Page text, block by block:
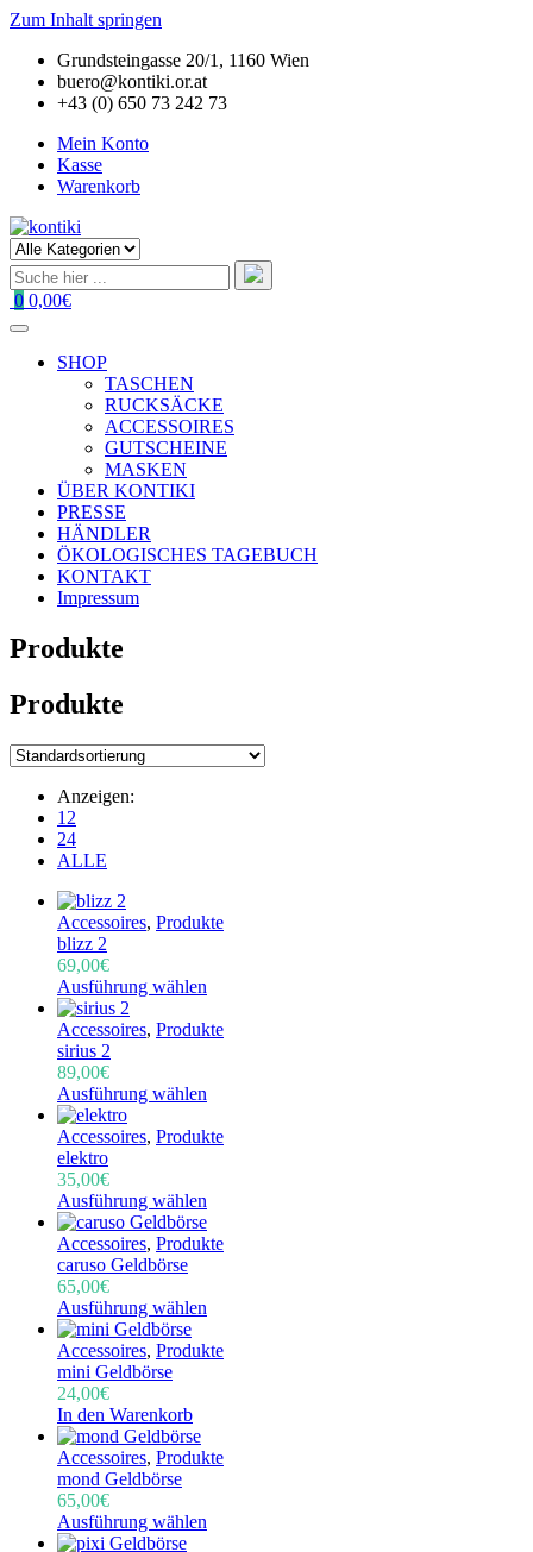
Zum Inhalt springen
Grundsteingasse 20/1, 1160 Wien
buero@kontiki.or.at
+43 (0) 650 73 242 73
Mein Konto
Kasse
Warenkorb
0 0,00€
SHOP
TASCHEN
RUCKSÄCKE
ACCESSOIRES
GUTSCHEINE
MASKEN
ÜBER KONTIKI
PRESSE
HÄNDLER
ÖKOLOGISCHES TAGEBUCH
KONTAKT
Impressum
Produkte
Produkte
Anzeigen:
12
24
ALLE
Accessoires, Produkte
blizz 2
69,00€
Ausführung wählen
Accessoires, Produkte
sirius 2
89,00€
Ausführung wählen
Accessoires, Produkte
elektro
35,00€
Ausführung wählen
Accessoires, Produkte
caruso Geldbörse
65,00€
Ausführung wählen
Accessoires, Produkte
mini Geldbörse
24,00€
In den Warenkorb
Accessoires, Produkte
mond Geldbörse
65,00€
Ausführung wählen